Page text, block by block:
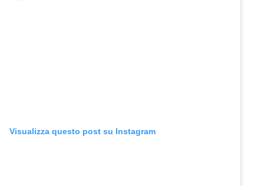
Visualizza questo post su Instagram